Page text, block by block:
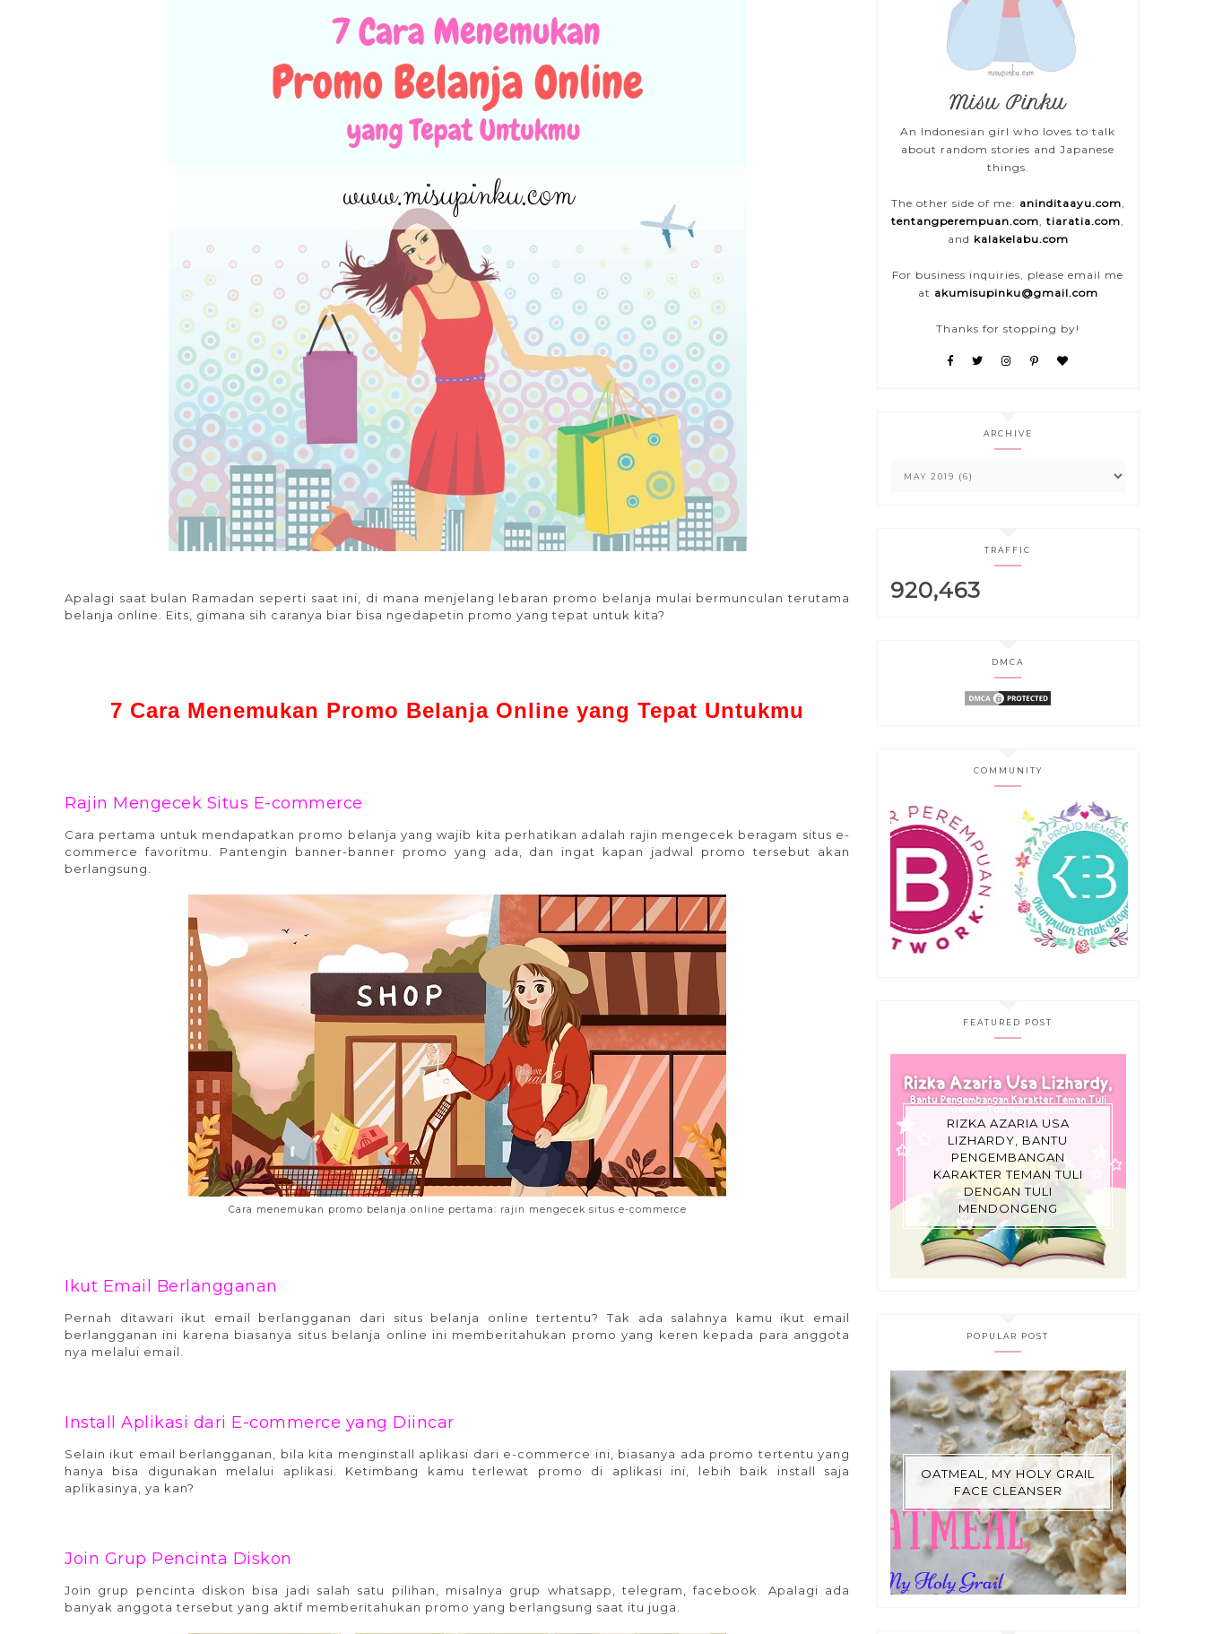
Apalagi saat bulan Ramadan seperti saat ini, di mana menjelang lebaran promo belanja mulai bermunculan terutama
belanja online. Eits, gimana sih caranya biar bisa ngedapetin promo yang tepat untuk kita?
7 Cara Menemukan Promo Belanja Online yang Tepat Untukmu
Rajin Mengecek Situs E-commerce
Cara pertama untuk mendapatkan promo belanja yang wajib kita perhatikan adalah rajin mengecek beragam situs e-
commerce favoritmu. Pantengin banner-banner promo yang ada, dan ingat kapan jadwal promo tersebut akan
berlangsung.
Cara menemukan promo belanja online pertama: rajin mengecek situs e-commerce
Ikut Email Berlangganan
Pernah ditawari ikut email berlangganan dari situs belanja online tertentu? Tak ada salahnya kamu ikut email
berlangganan ini karena biasanya situs belanja online ini memberitahukan promo yang keren kepada para anggota
nya melalui email.
Install Aplikasi dari E-commerce yang Diincar
Selain ikut email berlangganan, bila kita menginstall aplikasi dari e-commerce ini, biasanya ada promo tertentu yang
hanya bisa digunakan melalui aplikasi. Ketimbang kamu terlewat promo di aplikasi ini, lebih baik install saja
aplikasinya, ya kan?
Join Grup Pencinta Diskon
Join grup pencinta diskon bisa jadi salah satu pilihan, misalnya grup whatsapp, telegram, facebook. Apalagi ada
banyak anggota tersebut yang aktif memberitahukan promo yang berlangsung saat itu juga.
Misu Pinku
An Indonesian girl who loves to talk
about random stories and Japanese
things.
The other side of me: aninditaayu.com,
tentangperempuan.com, tiaratia.com,
and kalakelabu.com
For business inquiries, please email me
at akumisupinku@gmail.com
Thanks for stopping by!
ARCHIVE
TRAFFIC
920,463
DMCA
COMMUNITY
FEATURED POST
RIZKA AZARIA USA
LIZHARDY, BANTU
PENGEMBANGAN
KARAKTER TEMAN TULI
DENGAN TULI
MENDONGENG
POPULAR POST
OATMEAL, MY HOLY GRAIL
FACE CLEANSER